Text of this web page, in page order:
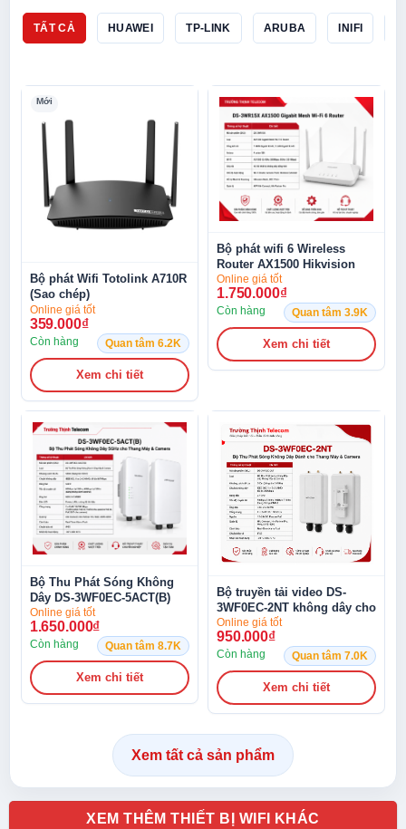
TẤT CẢ HUAWEI TP-LINK ARUBA INIFI
Mới
Bộ phát Wifi Totolink A710R
(Sao chép)
Online giá tốt
359.000₫
Còn hàng Quan tâm 6.2K
Xem chi tiết
Bộ phát wifi 6 Wireless
Router AX1500 Hikvision
DS-3WR15X
Online giá tốt
1.750.000₫
Còn hàng Quan tâm 3.9K
Xem chi tiết
Bộ Thu Phát Sóng Không
Dây DS-3WF0EC-5ACT(B)
cho Thang Máy
Online giá tốt
1.650.000₫
Còn hàng Quan tâm 8.7K
Xem chi tiết
Bộ truyền tải video DS-
3WF0EC-2NT không dây cho
Thang Máy và Camera
Online giá tốt
950.000₫
Còn hàng Quan tâm 7.0K
Xem chi tiết
Xem tất cả sản phẩm
XEM THÊM THIẾT BỊ WIFI KHÁC